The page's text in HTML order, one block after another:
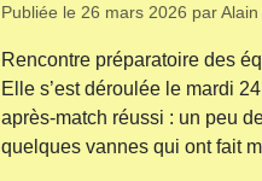
Publiée le 26 mars 2026 par
Rencontre préparatoire des
Elle s’est déroulée le mardi
après‑match réussi : un peu
quelques vannes qui ont fait